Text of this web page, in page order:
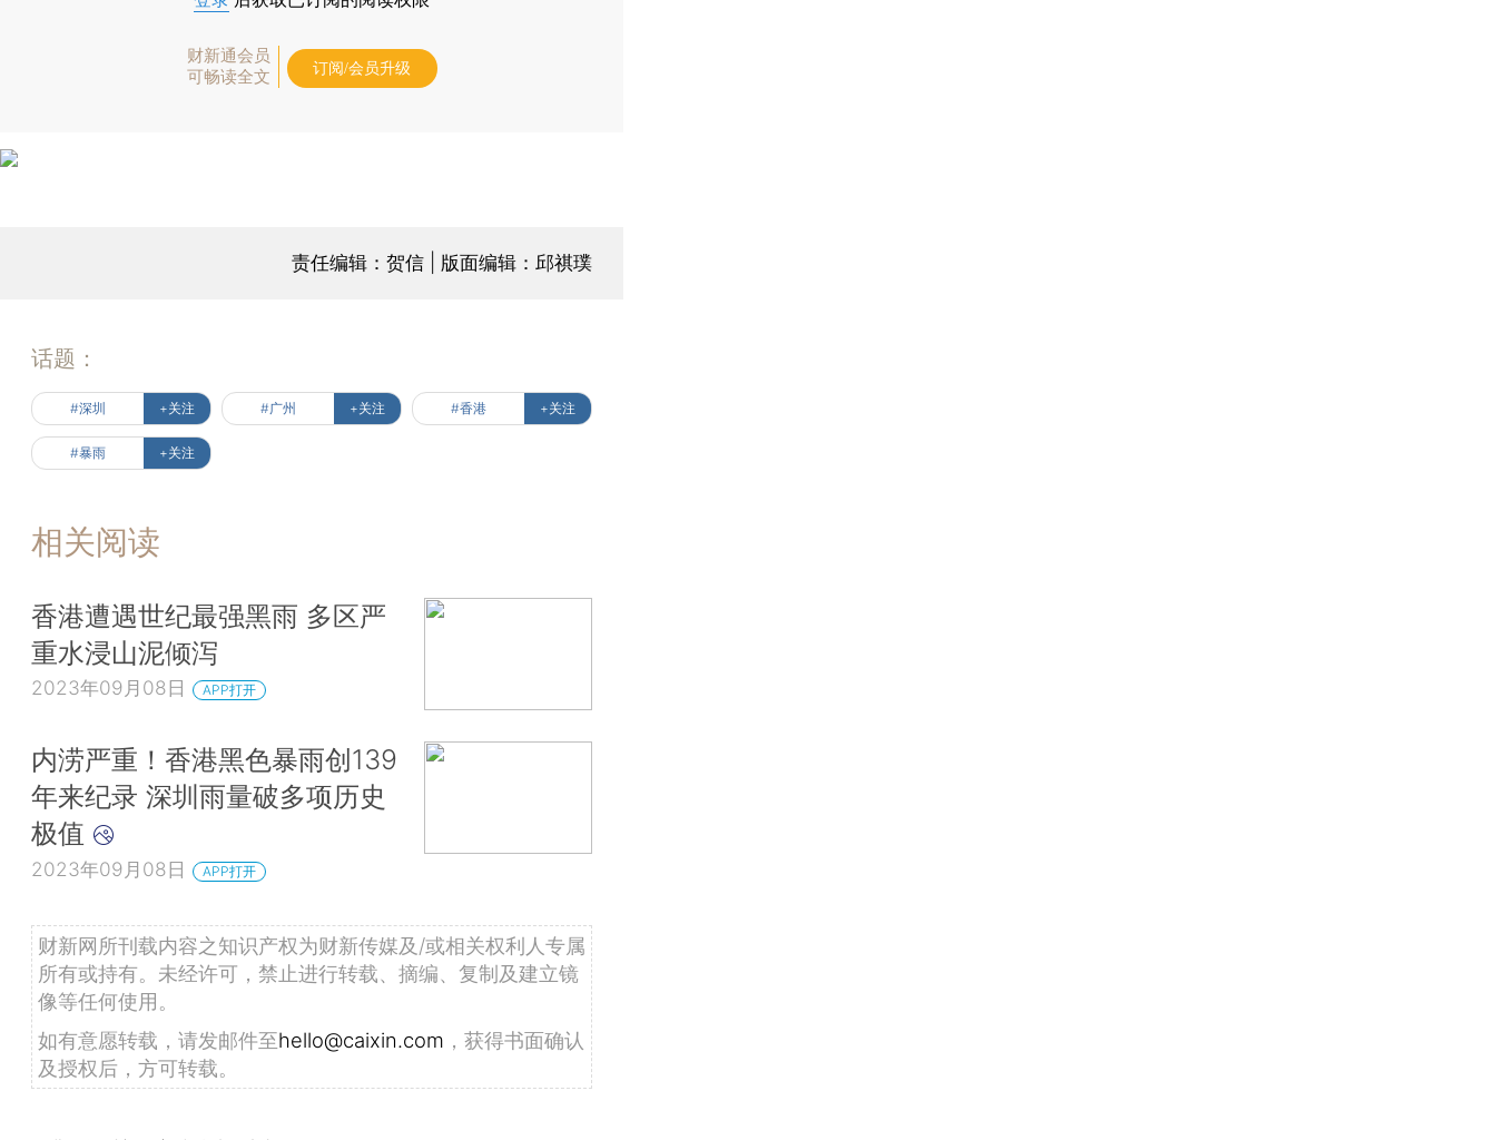
财新通会员
可畅读全文
订阅/会员升级
责任编辑：贺信 | 版面编辑：邱祺璞
话题：
#深圳 +关注 #广州 +关注 #香港 +关注
#暴雨 +关注
相关阅读
香港遭遇世纪最强黑雨 多区严
重水浸山泥倾泻
2023年09月08日 APP打开
内涝严重！香港黑色暴雨创139
年来纪录 深圳雨量破多项历史
极值
2023年09月08日 APP打开
财新网所刊载内容之知识产权为财新传媒及/或相关权利人专属
所有或持有。未经许可，禁止进行转载、摘编、复制及建立镜
像等任何使用。
如有意愿转载，请发邮件至hello@caixin.com ，获得书面确认
及授权后，方可转载。